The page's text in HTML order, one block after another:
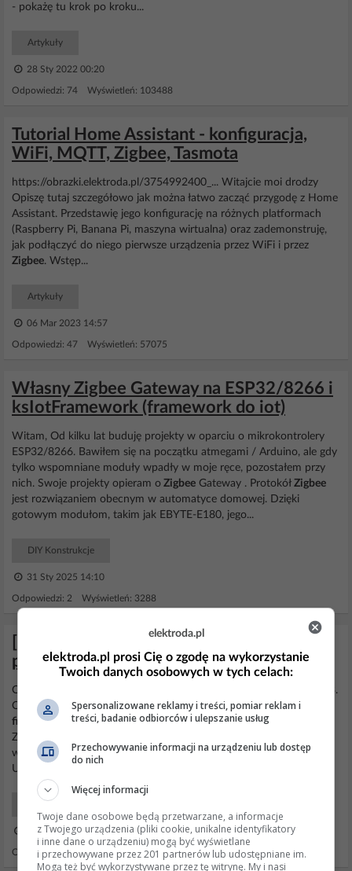
- pokażę tu krok po kroku...
Artykuły
28 Sty 2022 00:20
Odpowiedzi: 74 Wyświetleń: 103488
Tutorial Home Assistant - konfiguracja,
WiFi, MQTT, Zigbee, Tasmota
https://obrazki.elektroda.pl/3754992400_... Witajcie moi drodzy
Opiszę tutaj szczegółowo jak można łatwo zacząć przygodę z Home
Assistant. Przedstawię jego konfigurację na różnych platformach
(Raspberry Pi, Banana Pi, maszyna wirtualna) oraz zademonstruję,
jak podłączyć do niego pierwsze urządzenia przez WiFi i przez
Zigbee. Wstęp...
Artykuły
06 Mar 2023 14:57
Odpowiedzi: 47 Wyświetleń: 57075
Własny Zigbee Gateway na ESP32/8266 i
ksIotFramework (framework do iot)
Witam, Od kilku lat buduję projekty w oparciu o mikrokontrolery
ESP32/8266. Bawiłem się na początku atmegami / Arduino, ale gdy
tylko wspomniane moduły wpadły w moje ręce, pozostałem przy
nich. Swoje projekty opieram o Zigbee Gateway . Protokół Zigbee
jest rozwiązaniem obecnym w automatyce domowej. Dzięki
gotowym modułom, takim jak EBYTE-E180, jego...
DIY Konstrukcje
31 Sty 2025 14:10
Odpowiedzi: 2 Wyświetleń: 3288
[ZIGBEE] Gniazdko Zigbee 20A z
pomiarem energii (Tuya TS011F_plug_3)
Cóż, wygląda na to, że zrobili kiepski
dla LC-P622ZB2S-P3.
Czy ktoś próbował zdobyć UART, zmienićfirmware, zmienić
firmware na inny? Moje wtyczki zgłaszają co następuje: TS011F
Zigbee-Hersteller _TZ3000_5f43h46b Beschreibung Inteligentna
wtyczka (z monitorowaniem zasilania przez odpytywanie)
Unterstützungsstatus Firmware-Datum 20210625
Smart Home Urządzenia
17 Wrz 2025 08:15
Odpowiedzi: 12 Wyświetleń: 2925
elektroda.pl
elektroda.pl prosi Cię o zgodę na wykorzystanie
Twoich danych osobowych w tych celach:
Spersonalizowane reklamy i treści, pomiar reklam i
treści, badanie odbiorców i ulepszanie usług
Przechowywanie informacji na urządzeniu lub dostęp
do nich
Więcej informacji
Twoje dane osobowe będą przetwarzane, a informacje
z Twojego urządzenia (pliki cookie, unikalne identyfikatory
i inne dane o urządzeniu) mogą być wyświetlane
i przechowywane przez 201 partnerów lub udostępniane im.
Mogą też być wykorzystywane przez tę witrynę. My i nasi